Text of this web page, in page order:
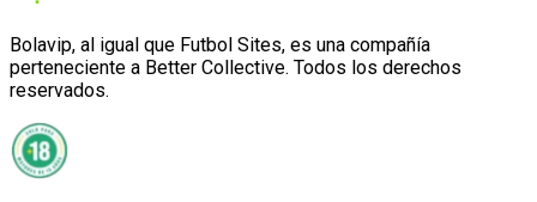
Bolavip, al igual que Futbol Sites, es una compañía
perteneciente a Better Collective. Todos los derechos
reservados.